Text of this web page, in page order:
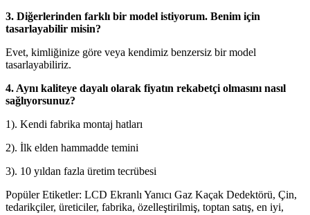
3. Diğerlerinden farklı bir model istiyorum. Benim için
tasarlayabilir misin?
Evet, kimliğinize göre veya kendimiz benzersiz bir model
tasarlayabiliriz.
4. Aynı kaliteye dayalı olarak fiyatın rekabetçi olmasını nasıl
sağlıyorsunuz?
1). Kendi fabrika montaj hatları
2). İlk elden hammadde temini
3). 10 yıldan fazla üretim tecrübesi
Popüler Etiketler: LCD Ekranlı Yanıcı Gaz Kaçak Dedektörü, Çin,
tedarikçiler, üreticiler, fabrika, özelleştirilmiş, toptan satış, en iyi,